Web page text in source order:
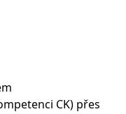
CK) přes